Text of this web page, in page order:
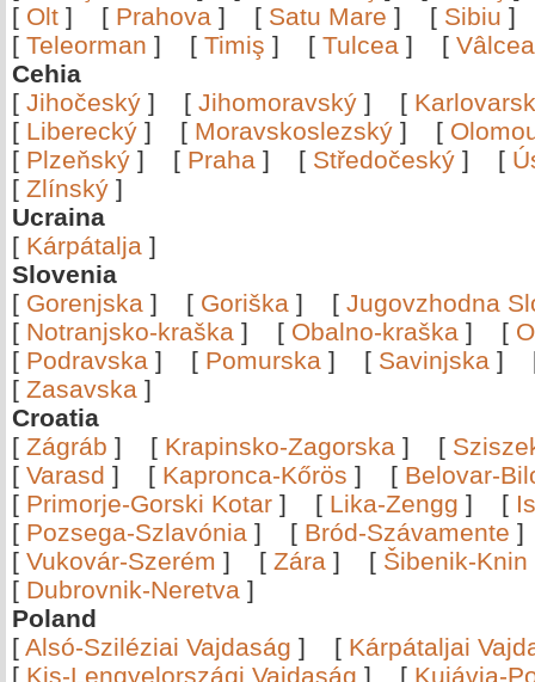
[ Olt ] [ Prahova ] [ Satu Mare ] [ Sibiu
[ Teleorman ] [ Timiş ] [ Tulcea ] [
Cehia
[ Jihočeský ] [ Jihomoravský ] [
[ Liberecký ] [ Moravskoslezský ] [
[ Plzeňský ] [ Praha ] [ Středočeský ] [
[ Zlínský ]
Ucraina
[ Kárpátalja ]
Slovenia
[ Gorenjska ] [ Goriška ] [ Jugovzhodna
[ Notranjsko-kraška ] [ Obalno-kraška ] [
[ Podravska ] [ Pomurska ] [ Savinjska ]
[ Zasavska ]
Croatia
[ Zágráb ] [ Krapinsko-Zagorska ] [
[ Varasd ] [ Kapronca-Kőrös ] [ Belovar-
[ Primorje-Gorski Kotar ] [ Lika-Zengg ] [
[ Pozsega-Szlavónia ] [ Bród-Szávamente
[ Vukovár-Szerém ] [ Zára ] [ Šibenik-Knin
[ Dubrovnik-Neretva ]
Poland
[ Alsó-Sziléziai Vajdaság ] [ Kárpátaljai
[ Kis-Lengyelországi Vajdaság ] [ Kujávia-